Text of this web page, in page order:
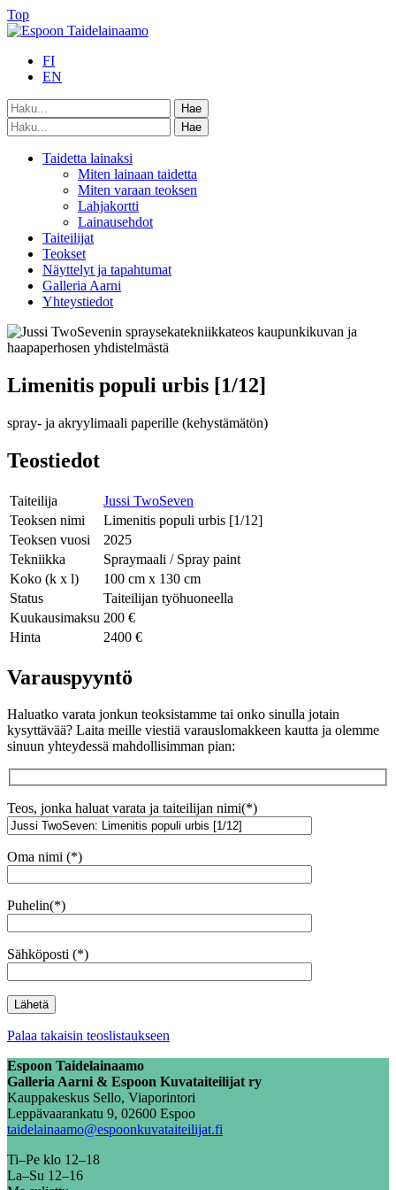
Top
FI
EN
Taidetta lainaksi
Miten lainaan taidetta
Miten varaan teoksen
Lahjakortti
Lainausehdot
Taiteilijat
Teokset
Näyttelyt ja tapahtumat
Galleria Aarni
Yhteystiedot
Limenitis populi urbis [1/12]
spray- ja akryylimaali paperille (kehystämätön)
Teostiedot
Taiteilija
Jussi TwoSeven
Teoksen nimi
Limenitis populi urbis [1/12]
Teoksen vuosi
2025
Tekniikka
Spraymaali / Spray paint
Koko (k x l)
100 cm x 130 cm
Status
Taiteilijan työhuoneella
Kuukausimaksu 200 €
Hinta
2400 €
Varauspyyntö
Haluatko varata jonkun teoksistamme tai onko sinulla jotain
kysyttävää? Laita meille viestiä varauslomakkeen kautta ja olemme
sinuun yhteydessä mahdollisimman pian:
Teos, jonka haluat varata ja taiteilijan nimi(*)
Oma nimi (*)
Puhelin(*)
Sähköposti (*)
Palaa takaisin teoslistaukseen
Espoon Taidelainaamo
Galleria Aarni & Espoon Kuvataiteilijat ry
Kauppakeskus Sello, Viaporintori
Leppävaarankatu 9, 02600 Espoo
taidelainaamo@espoonkuvataiteilijat.fi
Ti–Pe klo 12–18
La–Su 12–16